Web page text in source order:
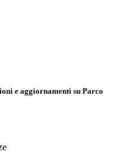
e aggiornamenti su Parco